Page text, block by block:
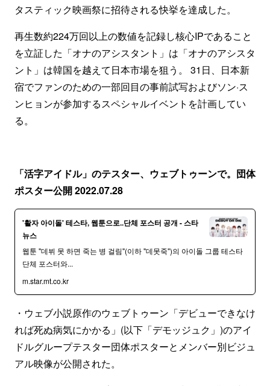
タスティック映画祭に招待される快挙を達成した。
再生数約224万回以上の数値を記録し核心IPであること
を立証した「オナのアシスタント」は「オナのアシスタ
ント」は韓国を越えて日本市場を狙う。 31日、日本新
宿でファンのための一部回目の事前試写およびソン·ス
ンヒョンが参加するスペシャルイベントを計画してい
る。
「活字アイドル」のテスター、ウェブトゥーンで。団体
ポスター公開 2022.07.28
'활자 아이돌' 테스타, 웹툰으로..단체 포스터 공개 - 스타
뉴스
웹툰 "데뷔 못 하면 죽는 병 걸림"(이하 "데못죽")의 아이돌 그룹 테스타
단체 포스터와...
m.star.mt.co.kr
・ウェブ小説原作のウェブトゥーン「デビューできなけ
れば死ぬ病気にかかる」(以下「デモッジュク」)のアイ
ドルグループテスター団体ポスターとメンバー別ビジュ
アル映像が公開された。